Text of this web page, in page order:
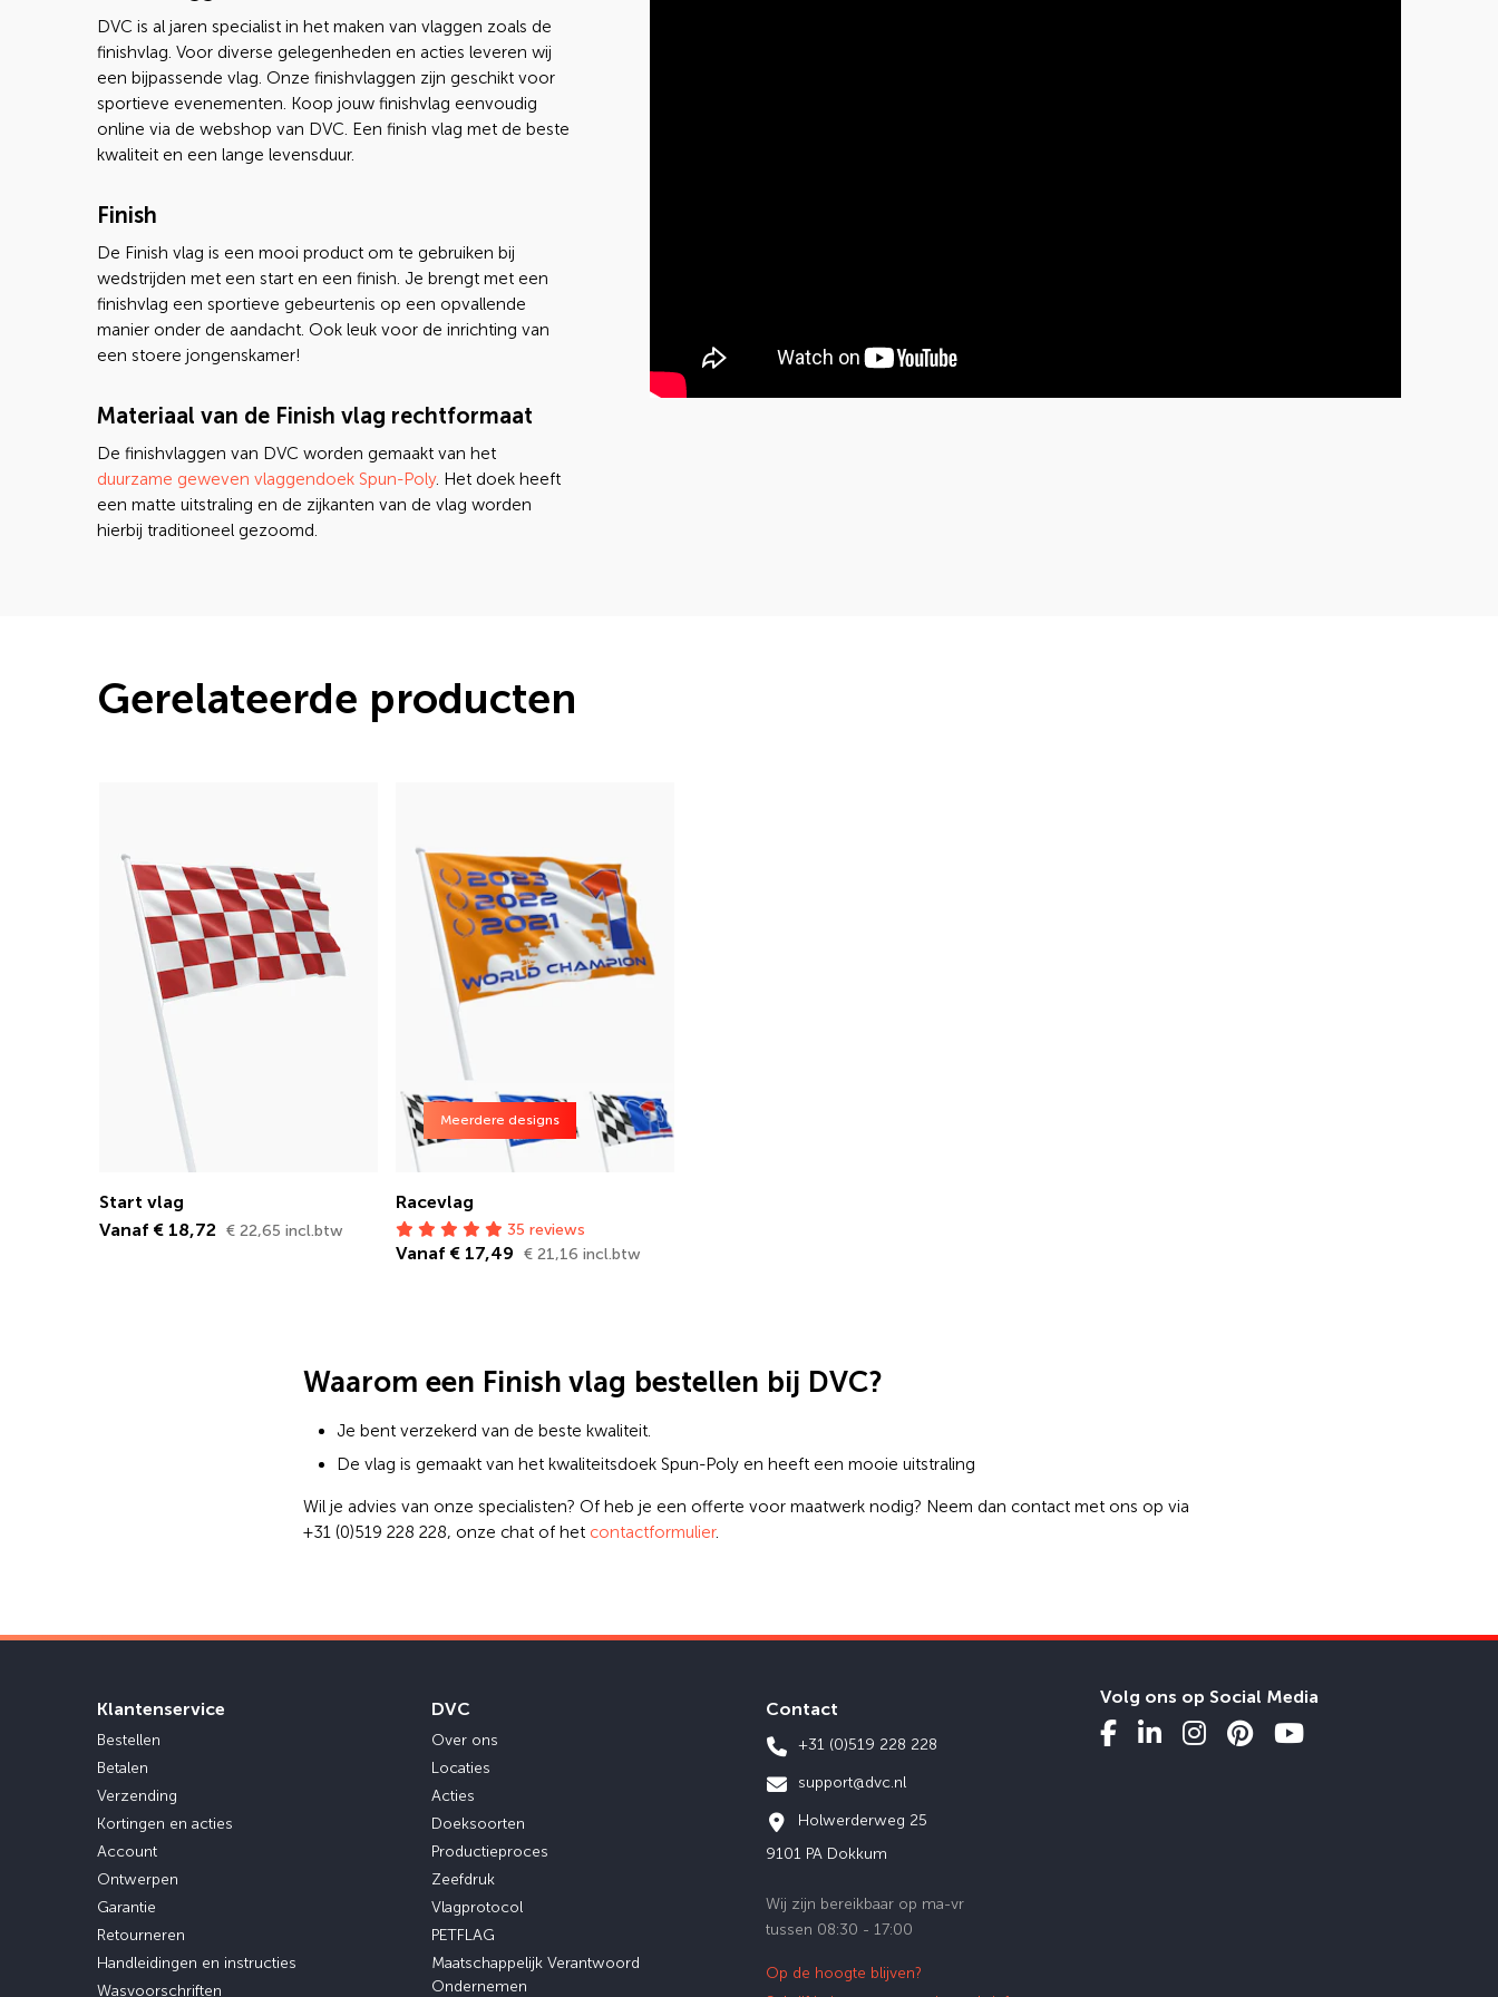
DVC is al jaren specialist in het maken van vlaggen zoals de
finishvlag. Voor diverse gelegenheden en acties leveren wij
een bijpassende vlag. Onze finishvlaggen zijn geschikt voor
sportieve evenementen. Koop jouw finishvlag eenvoudig
online via de webshop van DVC. Een finish vlag met de beste
kwaliteit en een lange levensduur.
Finish
De Finish vlag is een mooi product om te gebruiken bij
wedstrijden met een start en een finish. Je brengt met een
finishvlag een sportieve gebeurtenis op een opvallende
manier onder de aandacht. Ook leuk voor de inrichting van
een stoere jongenskamer!
Materiaal van de Finish vlag rechtformaat
De finishvlaggen van DVC worden gemaakt van het
duurzame geweven vlaggendoek Spun-Poly. Het doek heeft
een matte uitstraling en de zijkanten van de vlag worden
hierbij traditioneel gezoomd.
Gerelateerde producten
Start vlag
Vanaf € 18,72 € 22,65 incl.btw
Meerdere designs
Racevlag
35 reviews
Vanaf € 17,49 € 21,16 incl.btw
Waarom een Finish vlag bestellen bij DVC?
Je bent verzekerd van de beste kwaliteit.
De vlag is gemaakt van het kwaliteitsdoek Spun-Poly en heeft een mooie uitstraling
Wil je advies van onze specialisten? Of heb je een offerte voor maatwerk nodig? Neem dan contact met ons op via
+31 (0)519 228 228, onze chat of het contactformulier.
Klantenservice
Bestellen
Betalen
Verzending
Kortingen en acties
Account
Ontwerpen
Garantie
Retourneren
Handleidingen en instructies
Wasvoorschriften
DVC
Over ons
Locaties
Acties
Doeksoorten
Productieproces
Zeefdruk
Vlagprotocol
PETFLAG
Maatschappelijk Verantwoord
Ondernemen
Contact
+31 (0)519 228 228
support@dvc.nl
Holwerderweg 25
9101 PA Dokkum
Wij zijn bereikbaar op ma-vr
tussen 08:30 - 17:00
Op de hoogte blijven?
Volg ons op Social Media